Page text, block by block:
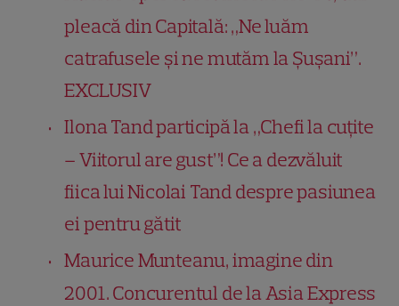
pleacă din Capitală: „Ne luăm
catrafusele și ne mutăm la Șușani”.
EXCLUSIV
Ilona Tand participă la „Chefi la cuțite
– Viitorul are gust”! Ce a dezvăluit
fiica lui Nicolai Tand despre pasiunea
ei pentru gătit
Maurice Munteanu, imagine din
2001. Concurentul de la Asia Express